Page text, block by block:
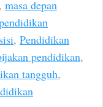
, masa depan
, Pendidikan
pendidikan,
tangguh,